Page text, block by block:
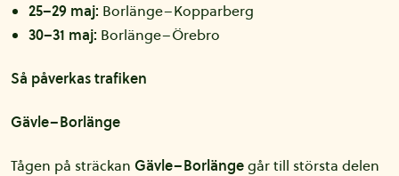
25–29 maj: Borlänge–Kopparberg
30–31 maj: Borlänge–Örebro
Så påverkas trafiken
Gävle–Borlänge
Tågen på sträckan Gävle–Borlängegår till största delen